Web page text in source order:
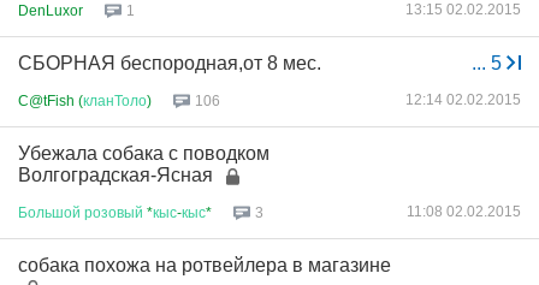
DenLuxor 1 13:15 02.02.2015
... 5
СБОРНАЯ беспородная,от 8 мес.
C@tFish (кланТоло) 106 12:14 02.02.2015
Убежала собака с поводком
Волгоградская-Ясная
Большой розовый *кыс-кыс* 3 11:08 02.02.2015
собака похожа на ротвейлера в магазине